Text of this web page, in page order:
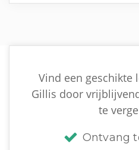
Vind een geschikte
Gillis door
te
Ontvang